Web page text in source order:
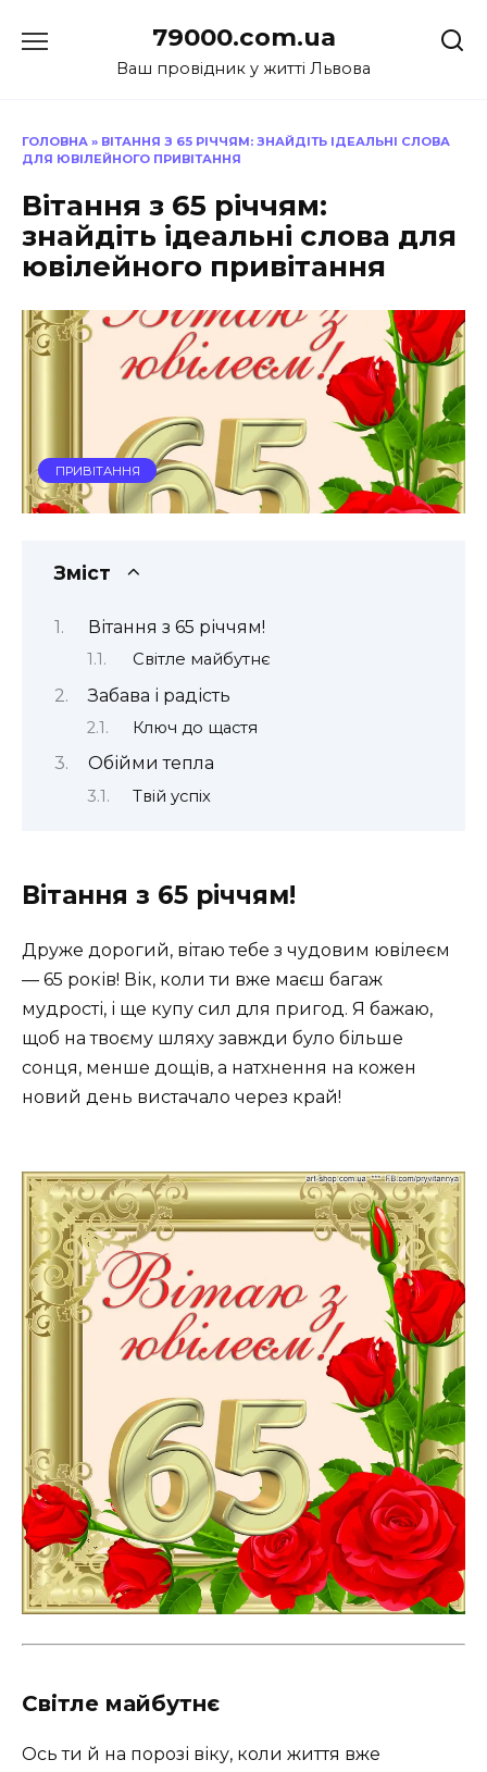
до
79000.com.ua
Ваш провідник у житті Львова
ГОЛОВНА » ВІТАННЯ З 65 РІЧЧЯМ: ЗНАЙДІТЬ ІДЕАЛЬНІ СЛОВА
ДЛЯ ЮВІЛЕЙНОГО ПРИВІТАННЯ
Вітання з 65 річчям:
знайдіть ідеальні слова для
ювілейного привітання
ПРИВІТАННЯ
Зміст
Вітання з 65 річчям!
Світле майбутнє
Забава і радість
Ключ до щастя
Обійми тепла
Твій успіх
Вітання з 65 річчям!
Друже дорогий, вітаю тебе з чудовим ювілеєм
— 65 років! Вік, коли ти вже маєш багаж
мудрості, і ще купу сил для пригод. Я бажаю,
щоб на твоєму шляху завжди було більше
сонця, менше дощів, а натхнення на кожен
новий день вистачало через край!
Світле майбутнє
Ось ти й на порозі віку, коли життя вже